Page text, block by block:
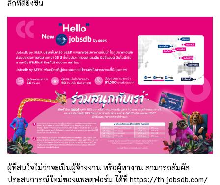
ลึกที่ดียิ่งขึ้น
ผู้ที่สนใจไม่ว่าจะเป็นผู้จ้างงาน หรือผู้หางาน สามารถสัมผัส
ประสบการณ์ใหม่ของแพลตฟอร์ม ได้ที่ https://th.jobsdb.com/